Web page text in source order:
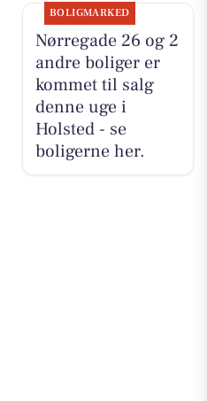
BOLIGMARKED
Nørregade 26 og 2
andre boliger er
kommet til salg
denne uge i
Holsted - se
boligerne her.